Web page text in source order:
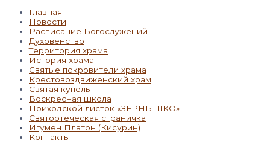
Главная
Новости
Расписание Богослужений
Духовенство
Территория храма
История храма
Святые покровители храма
Крестовоздвиженский храм
Святая купель
Воскресная школа
Приходской листок «ЗЁРНЫШКО»
Святоотеческая страничка
Игумен Платон (Кисурин)
Контакты